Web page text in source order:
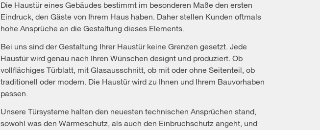
Die Haustür eines Gebäudes bestimmt im besonderen Maße den ersten
Eindruck, den Gäste von Ihrem Haus haben. Daher stellen Kunden oftmals
hohe Ansprüche an die Gestaltung dieses Elements.
Bei uns sind der Gestaltung Ihrer Haustür keine Grenzen gesetzt. Jede
Haustür wird genau nach Ihren Wünschen designt und produziert. Ob
vollflächiges Türblatt, mit Glasausschnitt, ob mit oder ohne Seitenteil, ob
traditionell oder modern. Die Haustür wird zu Ihnen und Ihrem Bauvorhaben
passen.
Unsere Türsysteme halten den neuesten technischen Ansprüchen stand,
sowohl was den Wärmeschutz, als auch den Einbruchschutz angeht, und